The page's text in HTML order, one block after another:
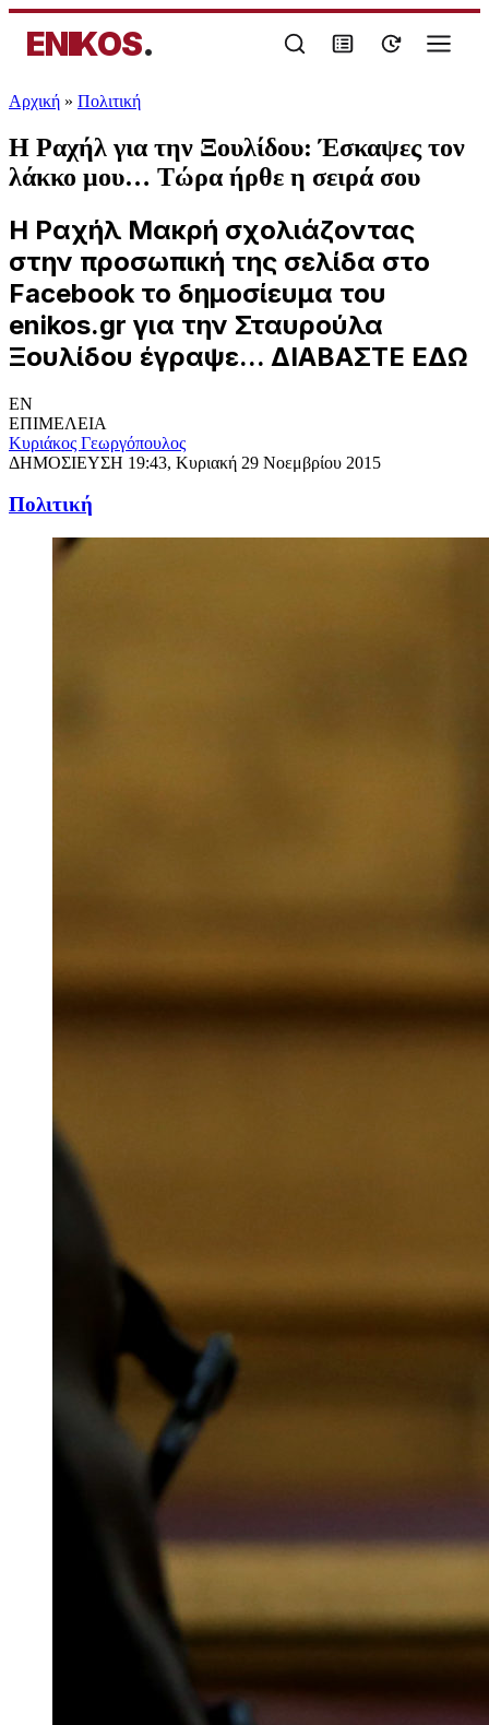
ENIKOS.
Αρχική » Πολιτική
Η Ραχήλ για την Ξουλίδου: Έσκαψες τον
λάκκο μου… Τώρα ήρθε η σειρά σου
Η Ραχήλ Μακρή σχολιάζοντας
στην προσωπική της σελίδα στο
Facebook το δημοσίευμα του
enikos.gr για την Σταυρούλα
Ξουλίδου έγραψε... ΔΙΑΒΑΣΤΕ ΕΔΩ
EN
ΕΠΙΜΕΛΕΙΑ
Κυριάκος Γεωργόπουλος
ΔΗΜΟΣΙΕΥΣΗ 19:43, Κυριακή 29 Νοεμβρίου 2015
Πολιτική